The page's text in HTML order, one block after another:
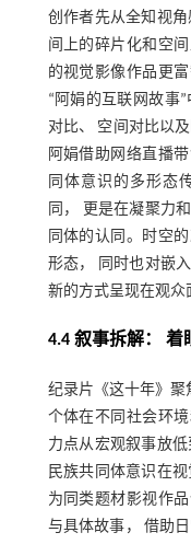
创作者先从全知视
间上的碎片化和空
的视觉影像作品更
“阿娟的互联网故事
对比、 空间对比以
阿娟借助网络直播
同体意识的多形态
同， 更是在凝聚力
同体的认同。时空
形态， 同时也对嵌
新的方式呈现在观众
4.4 叙事拆解： 着
纪录片《这十年》聚
个体在不同社会环
力点从宏观叙事放
民族共同体意识在
为同类题材影视作
与具体故事， 借助